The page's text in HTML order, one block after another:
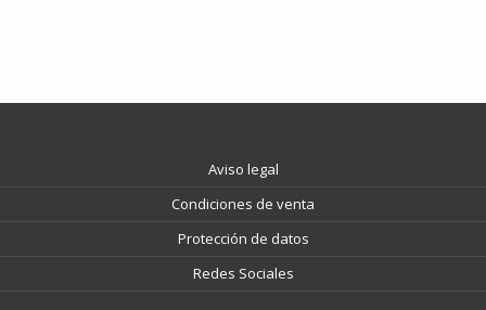
Aviso legal
Condiciones de venta
Protección de datos
Redes Sociales